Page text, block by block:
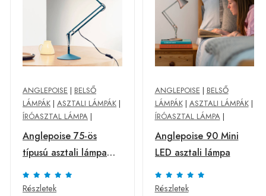
ANGLEPOISE | BELSŐ
LÁMPÁK | ASZTALI LÁMPÁK |
ÍRÓASZTAL LÁMPA |
Anglepoise 75-ös
típusú asztali lámpa
Margaret Howell kék
Részletek
ANGLEPOISE | BELSŐ
LÁMPÁK| ASZTALI LÁMPÁK|
ÍRÓASZTAL LÁMPA|
Anglepoise 90 Mini
LED asztali lámpa
Részletek